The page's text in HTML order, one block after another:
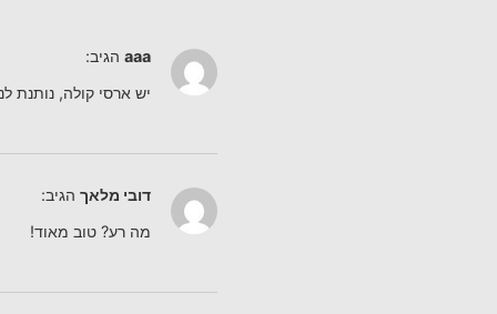
aaa הגיב:
יש ארסי קולה, נותנת
דובי מלאך הגיב:
מה רע? טוב מאוד!